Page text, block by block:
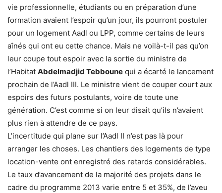
vie professionnelle, étudiants ou en préparation d’une
formation avaient l’espoir qu’un jour, ils pourront postuler
pour un logement Aadl ou LPP, comme certains de leurs
aînés qui ont eu cette chance. Mais ne voilà-t-il pas qu’on
leur coupe tout espoir avec la sortie du ministre de
l’Habitat Abdelmadjid Tebboune qui a écarté le lancement
prochain de l’Aadl III. Le ministre vient de couper court aux
espoirs des futurs postulants, voire de toute une
génération. C’est comme si on leur disait qu’ils n’avaient
plus rien à attendre de ce pays.
L’incertitude qui plane sur l’Aadl II n’est pas là pour
arranger les choses. Les chantiers des logements de type
location-vente ont enregistré des retards considérables.
Le taux d’avancement de la majorité des projets dans le
cadre du programme 2013 varie entre 5 et 35%, de l’aveu